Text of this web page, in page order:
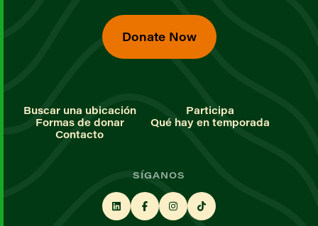
Donate Now
Buscar una ubicación
Participa
Formas de donar
Qué hay en temporada
Contacto
SÍGANOS